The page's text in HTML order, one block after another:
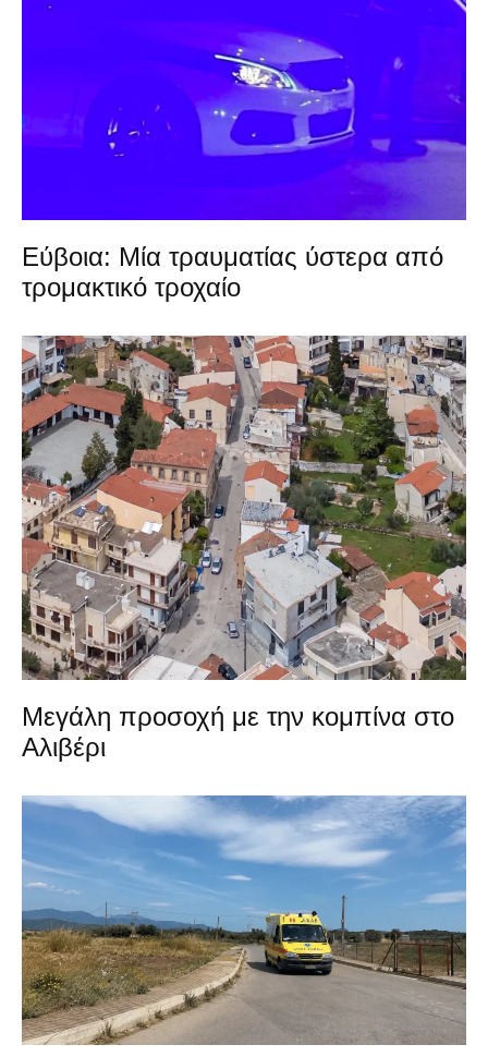
Εύβοια: Μία τραυματίας ύστερα από
τρομακτικό τροχαίο
Μεγάλη προσοχή με την κομπίνα στο
Αλιβέρι